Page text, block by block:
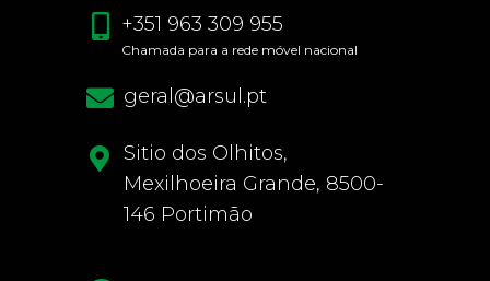
+351 963 309 955
Chamada para a rede móvel nacional
geral@arsul.pt
Sitio dos Olhitos,
Mexilhoeira Grande, 8500-
146 Portimão